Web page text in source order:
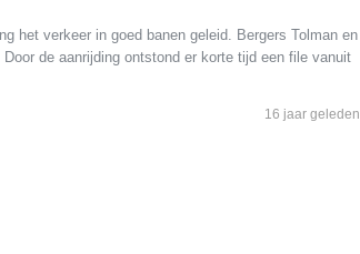
het verkeer in goed banen geleid. Bergers Tolman en
de aanrijding ontstond er korte tijd een file vanuit
16 jaar geleden